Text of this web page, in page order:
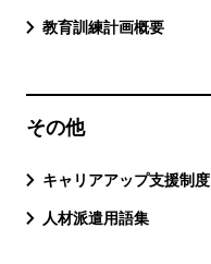
教育訓練計画概要
その他
キャリアアップ支援制度
人材派遣用語集